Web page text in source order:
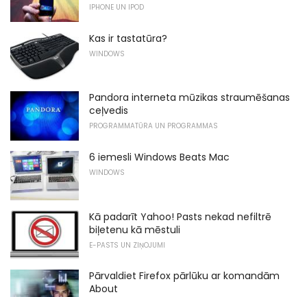
IPHONE UN IPOD
Kas ir tastatūra?
WINDOWS
Pandora interneta mūzikas straumēšanas
ceļvedis
PROGRAMMATŪRA UN PROGRAMMAS
6 iemesli Windows Beats Mac
WINDOWS
Kā padarīt Yahoo! Pasts nekad nefiltrē
biļetenu kā mēstuli
E-PASTS UN ZIŅOJUMI
Pārvaldiet Firefox pārlūku ar komandām
About